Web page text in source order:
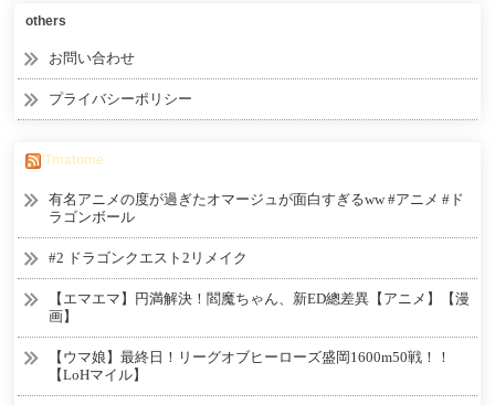
others
お問い合わせ
プライバシーポリシー
Tmatome
有名アニメの度が過ぎたオマージュが面白すぎるww #アニメ #ド
ラゴンボール
#2 ドラゴンクエスト2リメイク
【エマエマ】円満解決！閻魔ちゃん、新ED總差異【アニメ】【漫
画】
【ウマ娘】最終日！リーグオブヒーローズ盛岡1600m50戦！！
【LoHマイル】